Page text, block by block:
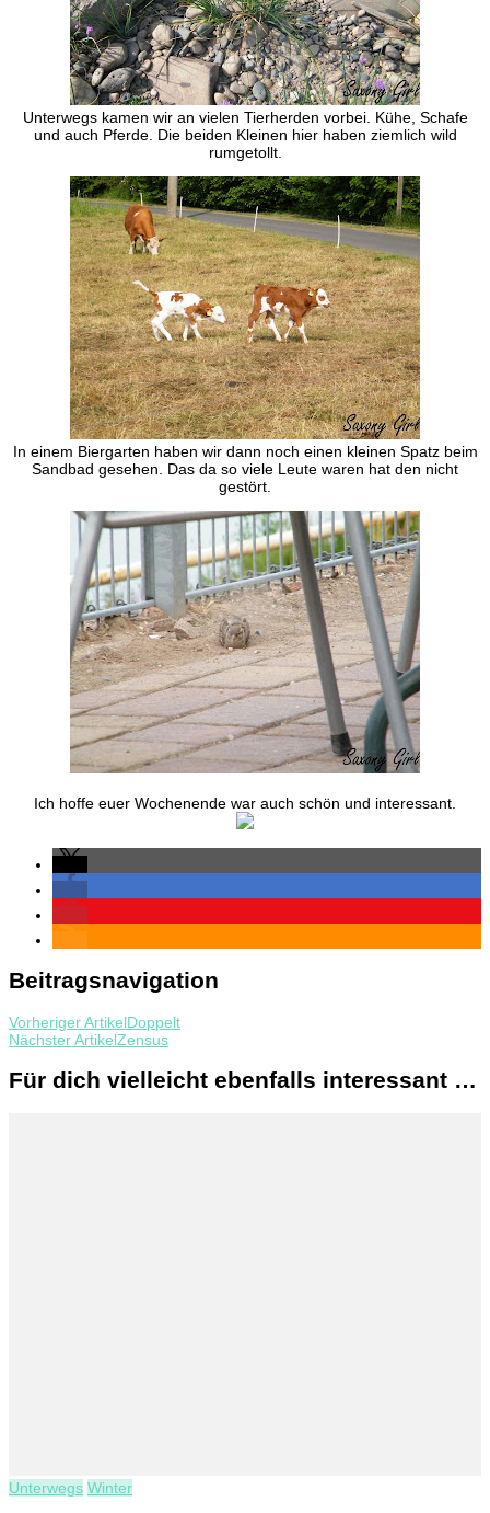
Unterwegs kamen wir an vielen Tierherden vorbei. Kühe, Schafe
und auch Pferde. Die beiden Kleinen hier haben ziemlich wild
rumgetollt.
In einem Biergarten haben wir dann noch einen kleinen Spatz beim
Sandbad gesehen. Das da so viele Leute waren hat den nicht
gestört.
Ich hoffe euer Wochenende war auch schön und interessant.
Beitragsnavigation
Vorheriger ArtikelDoppelt
Nächster ArtikelZensus
Für dich vielleicht ebenfalls interessant …
Unterwegs Winter